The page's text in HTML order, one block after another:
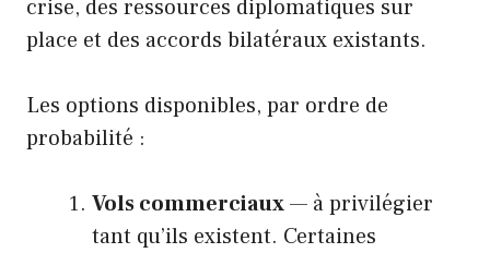
crise, des ressources diplomatiques sur
place et des accords bilatéraux existants.
Les options disponibles, par ordre de
probabilité :
Vols commerciaux— à privilégier
tant qu’ils existent. Certaines